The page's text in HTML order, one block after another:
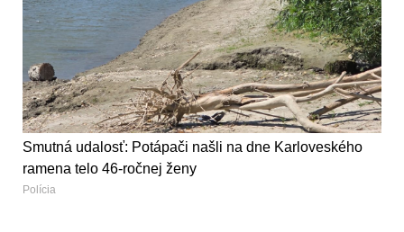
Smutná udalosť: Potápači našli na dne Karloveského
ramena telo 46-ročnej ženy
Polícia